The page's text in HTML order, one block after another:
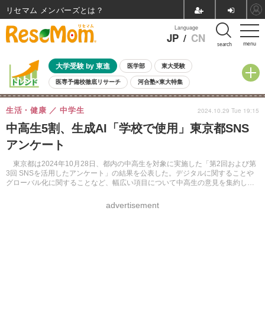
menu
Language
JP / CN search
大学受験 by 東進 医学部 東大受験
医専予備校徹底リサーチ 河合塾×東大特集
親子で考える大学選び 高校受験 中学受験 小学校受験
共通テスト 夏休み
8月開催イベント・WS 全国公立高校 過去問 人気記事
自由研究教材（小学生向け）
中高生5割、生成AI「学校で使用」東京都SNS
アンケート
東京都は2024年10月28日、都内の中高生を対象に実施した「第2回および第
3回 SNSを活用したアンケート」の結果を公表した。デジタルに関することや
グローバル化に関することなど、幅広い項目について中高生の意見を集約して
生活・健康 中学生
advertisement
2024.10.29 Tue 19:15
リセマム メンバーズ